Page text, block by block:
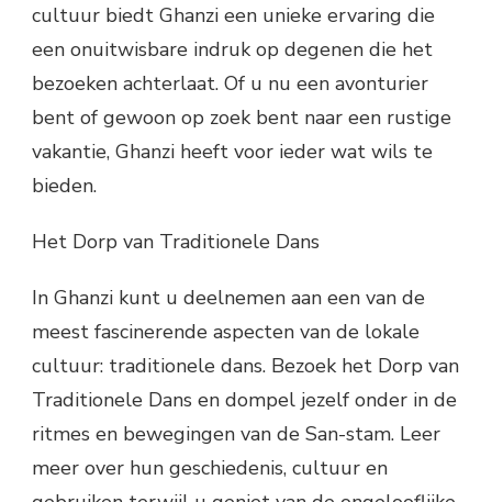
cultuur biedt Ghanzi een unieke ervaring die
een onuitwisbare indruk op degenen die het
bezoeken achterlaat. Of u nu een avonturier
bent of gewoon op zoek bent naar een rustige
vakantie, Ghanzi heeft voor ieder wat wils te
bieden.
Het Dorp van Traditionele Dans
In Ghanzi kunt u deelnemen aan een van de
meest fascinerende aspecten van de lokale
cultuur: traditionele dans. Bezoek het Dorp van
Traditionele Dans en dompel jezelf onder in de
ritmes en bewegingen van de San-stam. Leer
meer over hun geschiedenis, cultuur en